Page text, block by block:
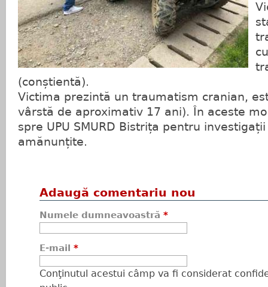
(conștientă).
Victima prezintă un traumatism cranian,
vârstă de aproximativ 17 ani). În aceste
spre UPU SMURD Bistrița pentru
amănunțite.
Adaugă comentariu nou
Numele dumneavoastră *
E-mail *
Conţinutul acestui câmp va fi considerat